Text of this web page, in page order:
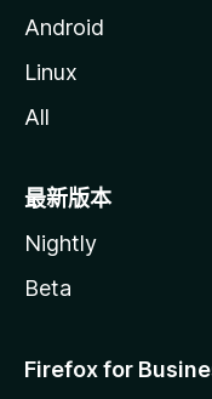
Android
Linux
All
最新版本
Nightly
Beta
Firefox for